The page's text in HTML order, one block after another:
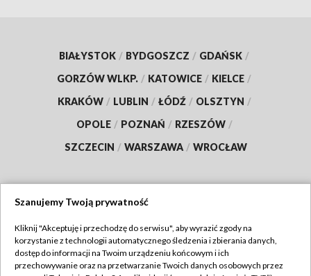
BIAŁYSTOK / BYDGOSZCZ / GDAŃSK /
GORZÓW WLKP. / KATOWICE / KIELCE /
KRAKÓW / LUBLIN / ŁÓDŹ / OLSZTYN /
OPOLE / POZNAŃ / RZESZÓW /
SZCZECIN / WARSZAWA / WROCŁAW
TVP
Abonament TVP
Regulamin TVP
Szanujemy Twoją prywatność
Kliknij "Akceptuję i przechodzę do serwisu", aby wyrazić zgody na
korzystanie z technologii automatycznego śledzenia i zbierania danych,
dostęp do informacji na Twoim urządzeniu końcowym i ich
przechowywanie oraz na przetwarzanie Twoich danych osobowych przez